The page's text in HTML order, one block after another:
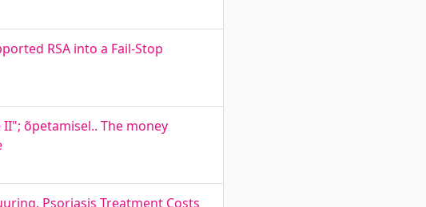
RSA into a Fail-Stop
õpetamisel.. The money
Psoriasis Treatment Costs